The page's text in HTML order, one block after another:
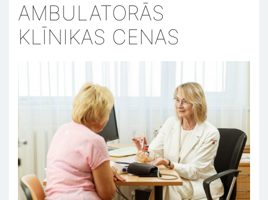
AMBULATORĀS
KLĪNIKAS CENAS